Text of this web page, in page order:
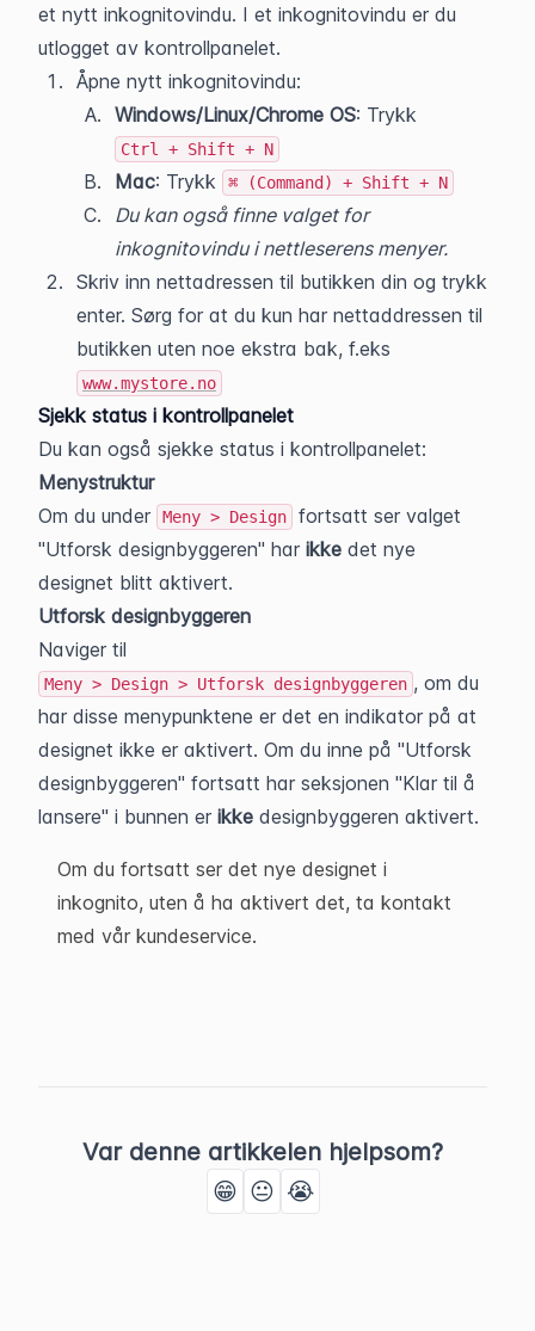
et nytt inkognitovindu. I et inkognitovindu er du
utlogget av kontrollpanelet.
Åpne nytt inkognitovindu:
Windows/Linux/Chrome OS
Ctrl + Shift + N
Mac: Trykk ⌘ (Command) + Shift + N
Du kan også finne valget for
inkognitovindu i nettleserens menyer.
Skriv inn nettadressen til butikken din og trykk
enter. Sørg for at du kun har nettaddressen til
www.mystore.no
Sjekk status i kontrollpanelet
Du kan også sjekke status i kontrollpanelet:
Menystruktur
Om du under
Meny > Design
fortsatt ser valget
"Utforsk designbyggeren" har ikke det nye
designet blitt aktivert.
Utforsk designbyggeren
Meny > Design > Utforsk designbyggeren , om du
har disse menypunktene er det en indikator på at
designet ikke er aktivert. Om du inne på "Utforsk
designbyggeren" fortsatt har seksjonen "Klar til å
lansere" i bunnen er ikke designbyggeren aktivert.
Om du fortsatt ser det nye designet i
inkognito, uten å ha aktivert det, ta kontakt
med vår kundeservice.
Var denne artikkelen hjelpsom?
😁 😐 😭